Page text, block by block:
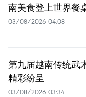
南美食登上世界餐
03/08/2026 04:08
第九届越南传统武
精彩纷呈
03/08/2026 03:34